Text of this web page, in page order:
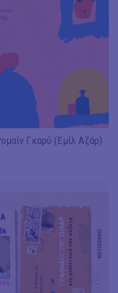
Γκαρύ (Εμίλ Αζάρ)